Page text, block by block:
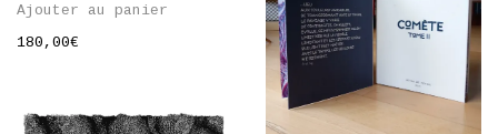
Ajouter au panier
180,00€